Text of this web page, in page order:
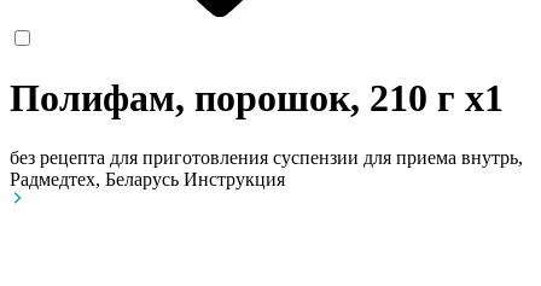
Полифам, порошок, 210 г x1
без рецепта для приготовления суспензии для приема внутрь,
Радмедтех, Беларусь Инструкция